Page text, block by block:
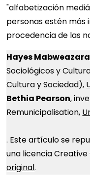
"alfabetización
personas estén más
procedencia de las
Hayes Mabweazara
Sociológicos y
Cultura y Sociedad),
Bethia Pearson,
Remunicipalisation,
. Este artículo se
una licencia
original.